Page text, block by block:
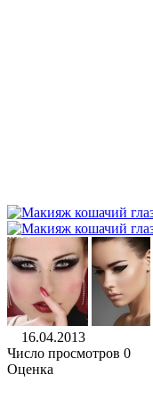
16.04.2013
Число просмотров 0
Оценка